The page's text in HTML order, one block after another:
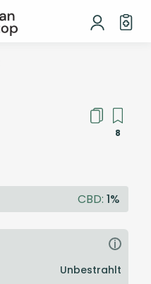
8
CBD: 1%
i
Unbestrahlt